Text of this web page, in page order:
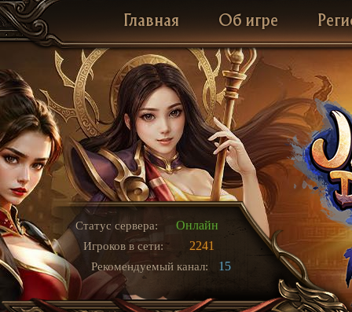
Главная Об игре
Статус сервера: Онлайн
Игроков в сети: 2241
Рекомендуемый канал: 15